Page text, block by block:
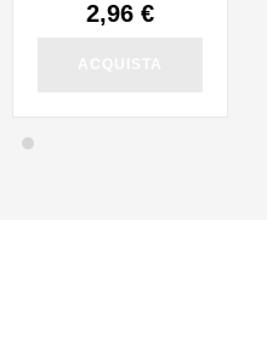
2,96 €